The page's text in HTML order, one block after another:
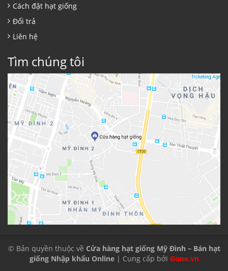
Cách đặt hạt giống
Đổi trả
Liên hệ
Tìm chúng tôi
© Bản quyền thuộc về Cửa hàng hạt giống Mỹ Đình – Bán hạt
giống Nhập khẩu Online| Cung cấp bởi Gone.vn